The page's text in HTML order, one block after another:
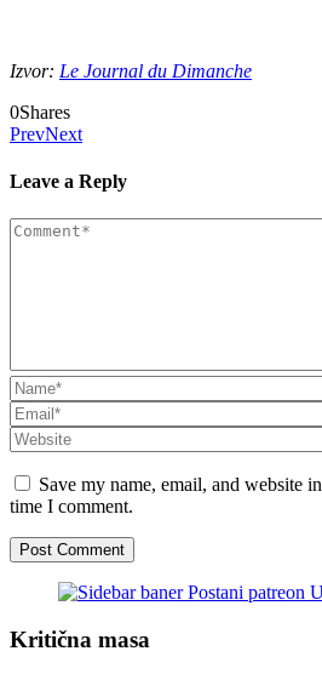
Izvor: Le Journal du Dimanche
0Shares
PrevNext
Leave a Reply
Save my name, email, and website
time I comment.
Kritična masa